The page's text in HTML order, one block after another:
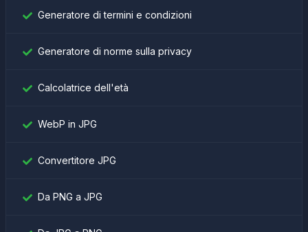
Generatore di termini e condizioni
Generatore di norme sulla privacy
Calcolatrice dell'età
WebP in JPG
Convertitore JPG
Da PNG a JPG